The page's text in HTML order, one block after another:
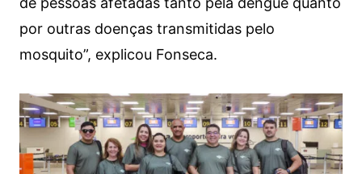
por outras doenças transmitidas pelo
mosquito”, explicou Fonseca.